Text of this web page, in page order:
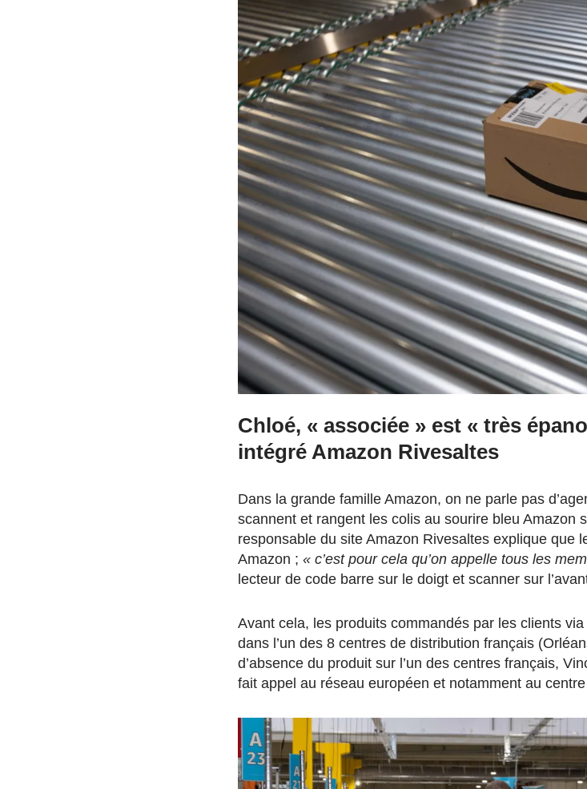
Chloé, « associée » est « très
intégré Amazon Rivesaltes
Dans la grande famille Amazon, on ne parle pas
scannent et rangent les colis au sourire bleu Amazon
responsable du site Amazon Rivesaltes explique que
Amazon ; « c’est pour cela qu’on appelle tous les
lecteur de code barre sur le doigt et scanner sur
Avant cela, les produits commandés par les clients
dans l’un des 8 centres de distribution français
d’absence du produit sur l’un des centres français,
fait appel au réseau européen et notamment au